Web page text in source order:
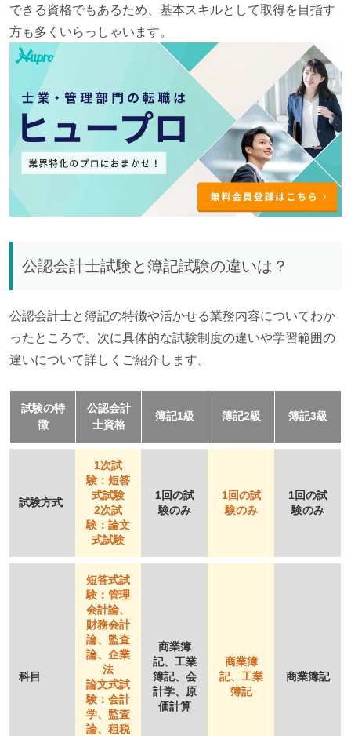
できる資格でもあるため、基本スキルとして取得を目指す
方も多くいらっしゃいます。
公認会計士試験と簿記試験の違いは？
公認会計士と簿記の特徴や活かせる業務内容についてわか
ったところで、次に具体的な試験制度の違いや学習範囲の
違いについて詳しくご紹介します。
試験の特
徴
公認会計
士資格
簿記1級 簿記2級 簿記3級
試験方式
1次試
験：短答
式試験
2次試
験：論文
式試験
1回の試
験のみ
1回の試
験のみ
1回の試
験のみ
科目
短答式試
験：管理
会計論、
財務会計
論、監査
論、企業
法
論文式試
験：会計
学、監査
論、租税
商業簿
記、工業
簿記、会
計学、原
価計算
商業簿
記、工業
簿記
商業簿記